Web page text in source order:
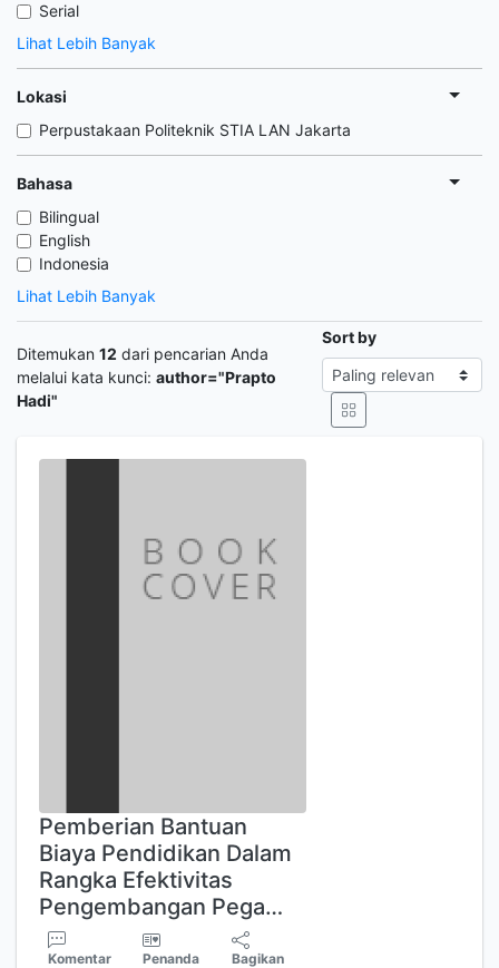
Serial
Lihat Lebih Banyak
Lokasi
Perpustakaan Politeknik STIA LAN Jakarta
Bahasa
Bilingual
English
Indonesia
Lihat Lebih Banyak
Ditemukan 12 dari pencarian Anda
melalui kata kunci: author="Prapto
Hadi"
Sort by
Pemberian Bantuan
Biaya Pendidikan Dalam
Rangka Efektivitas
Pengembangan Pega…
Komentar Penanda Bagikan